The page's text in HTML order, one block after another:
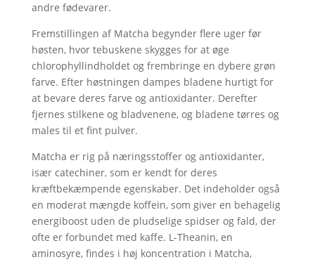
andre fødevarer.
Fremstillingen af Matcha begynder flere uger før
høsten, hvor tebuskene skygges for at øge
chlorophyllindholdet og frembringe en dybere grøn
farve. Efter høstningen dampes bladene hurtigt for
at bevare deres farve og antioxidanter. Derefter
fjernes stilkene og bladvenene, og bladene tørres og
males til et fint pulver.
Matcha er rig på næringsstoffer og antioxidanter,
især catechiner, som er kendt for deres
kræftbekæmpende egenskaber. Det indeholder også
en moderat mængde koffein, som giver en behagelig
energiboost uden de pludselige spidser og fald, der
ofte er forbundet med kaffe. L-Theanin, en
aminosyre, findes i høj koncentration i Matcha,